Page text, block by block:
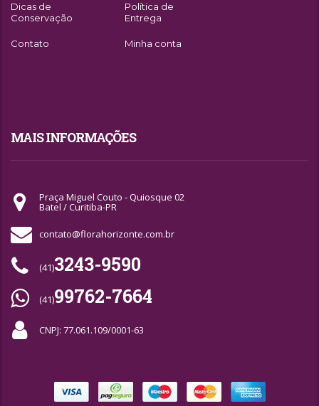
Dicas de
Conservação
Política de
Entrega
Contato Minha conta
MAIS INFORMAÇÕES
Praça Miguel Couto - Quiosque 02
Batel / Curitiba-PR
contato@florahorizonte.com.br
(41)3243-9590
(41)99762-7664
CNPJ: 77.061.109/0001-63